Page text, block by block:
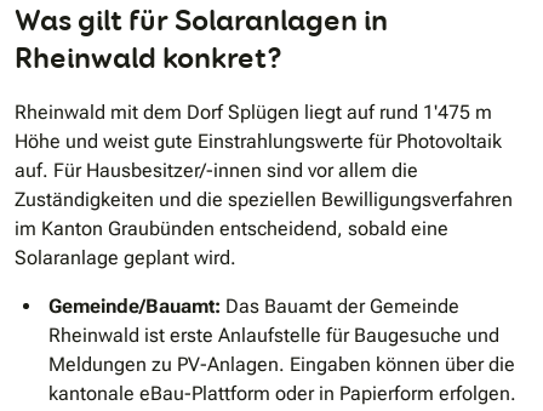
Was gilt für Solaranlagen in
Rheinwald konkret?
Rheinwald mit dem Dorf Splügen liegt auf rund 1'475 m
Höhe und weist gute Einstrahlungswerte für Photovoltaik
auf. Für Hausbesitzer/-innen sind vor allem die
Zuständigkeiten und die speziellen Bewilligungsverfahren
im Kanton Graubünden entscheidend, sobald eine
Solaranlage geplant wird.
Gemeinde/Bauamt: Das Bauamt der Gemeinde
Rheinwald ist erste Anlaufstelle für Baugesuche und
Meldungen zu PV-Anlagen. Eingaben können über die
kantonale eBau-Plattform oder in Papierform erfolgen.